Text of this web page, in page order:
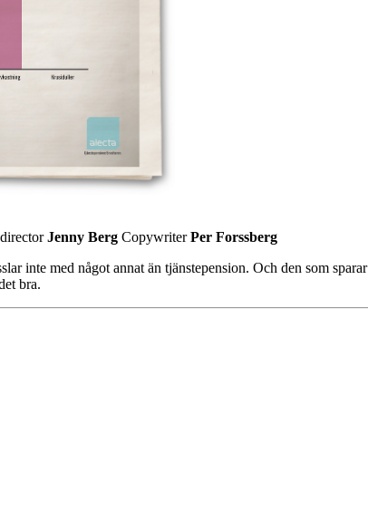
Jenny Berg CopywriterPer Forssberg
inte med något annat än tjänstepension. Och den som
bra.